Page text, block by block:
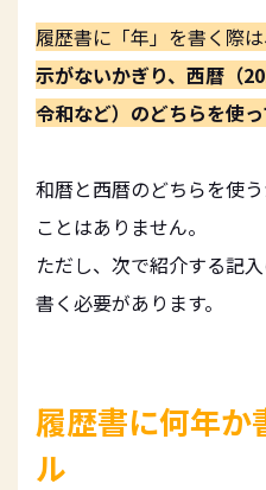
履歴書に「年」を書く際は
示がないかぎり、西暦（
令和など）のどちらを使っ
和暦と西暦のどちらを使
ことはありません。
ただし、次で紹介する記
書く必要があります。
履歴書に何年か
ル